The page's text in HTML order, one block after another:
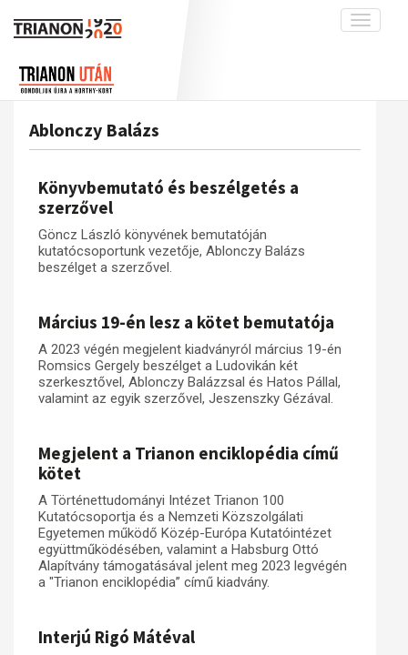
Toggle
interpretációk
A békerendszer megszilárdulása
Adatbázis
Emlékművek (feltöltés alatt)
Visszhang
Kapcsolat
Trianon-kommentár
Dokumentumok
A trianoni szerződés
Ablonczy Balázs
Könyvbemutató és beszélgetés a
szerzővel
Göncz László könyvének bemutatóján
kutatócsoportunk vezetője, Ablonczy Balázs
beszélget a szerzővel.
Március 19-én lesz a kötet bemutatója
A 2023 végén megjelent kiadványról március 19-én
Romsics Gergely beszélget a Ludovikán két
szerkesztővel, Ablonczy Balázzsal és Hatos Pállal,
valamint az egyik szerzővel, Jeszenszky Gézával.
Megjelent a Trianon enciklopédia című
kötet
A Történettudományi Intézet Trianon 100
Kutatócsoportja és a Nemzeti Közszolgálati
Egyetemen működő Közép-Európa Kutatóintézet
együttműködésében, valamint a Habsburg Ottó
Alapítvány támogatásával jelent meg 2023 legvégén
a "Trianon enciklopédia” című kiadvány.
Interjú Rigó Mátéval